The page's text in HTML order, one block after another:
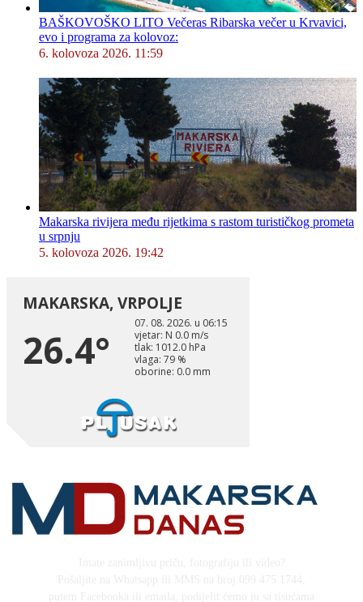
BAŠKOVOŠKO LITO Večeras Ribarska večer u Krvavici,
evo i programa za kolovoz:
6. kolovoza 2026. 11:59
Makarska rivijera među rijetkima s rastom turističkog prometa
u srpnju
5. kolovoza 2026. 19:42